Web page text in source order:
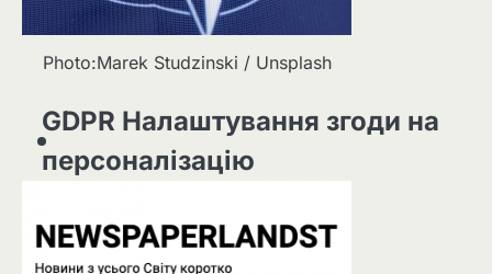
Photo:Marek Studzinski / Unsplash
GDPR Налаштування згоди на
персоналізацію